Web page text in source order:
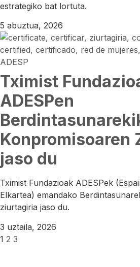
estrategiko bat lortuta.
5 abuztua, 2026
Tximist
ADESPen
Konpromisoaren
jaso du
Tximist Fundazioak ADESPek
Elkartea) emandako
ziurtagiria jaso du.
3 uztaila, 2026
1 2 3